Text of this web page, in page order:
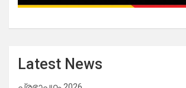
Latest News